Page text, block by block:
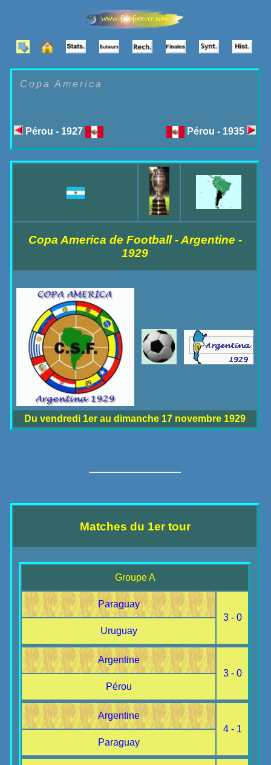
Copa America
Pérou - 1927 Pérou - 1935
Copa America de Football - Argentine -
1929
Du vendredi 1er au dimanche 17 novembre 1929
Matches du 1er tour
Groupe A
Paraguay
3 - 0
Uruguay
Argentine
3 - 0
Pérou
Argentine
4 - 1
Paraguay